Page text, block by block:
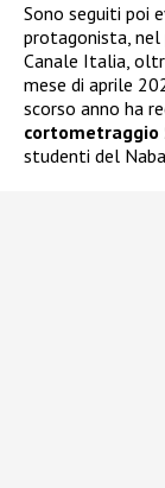
Sono seguiti poi
protagonista,
Canale Italia,
mese di aprile
scorso anno ha
cortometraggio
studenti del